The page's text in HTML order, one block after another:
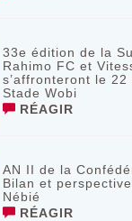
33e édition de la
Rahimo FC et
s’affronteront le 22
Stade Wobi
RÉAGIR
AN II de la
Bilan et
Nébié
RÉAGIR